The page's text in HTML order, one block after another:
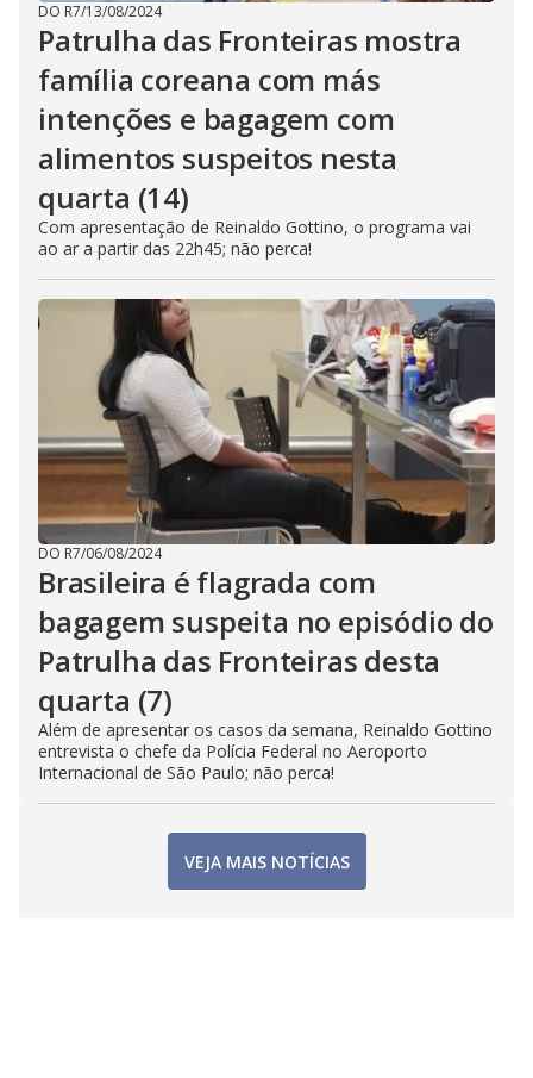
DO R7/13/08/2024
Patrulha das Fronteiras mostra
família coreana com más
intenções e bagagem com
alimentos suspeitos nesta
quarta (14)
Com apresentação de Reinaldo Gottino, o programa vai
ao ar a partir das 22h45; não perca!
DO R7/06/08/2024
Brasileira é flagrada com
bagagem suspeita no episódio do
Patrulha das Fronteiras desta
quarta (7)
Além de apresentar os casos da semana, Reinaldo Gottino
entrevista o chefe da Polícia Federal no Aeroporto
Internacional de São Paulo; não perca!
VEJA MAIS NOTÍCIAS